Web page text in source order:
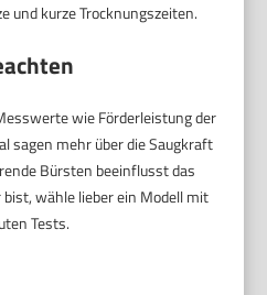
und kurze Trocknungszeiten.
wie Förderleistung der
sagen mehr über die Saugkraft
Bürsten beeinflusst das
wähle lieber ein Modell mit
Tests.